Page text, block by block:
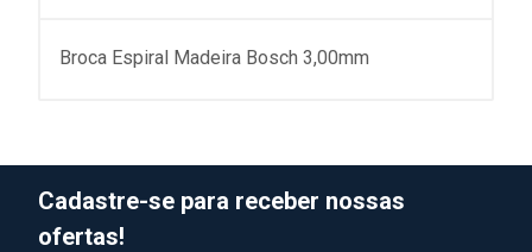
Broca Espiral Madeira Bosch 3,00mm
Cadastre-se para receber nossas
ofertas!